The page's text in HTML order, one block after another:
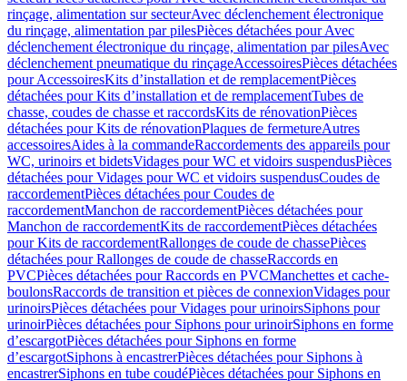
rinçage, alimentation sur secteurAvec déclenchement électronique
du rinçage, alimentation par pilesPièces détachées pour Avec
déclenchement électronique du rinçage, alimentation par pilesAvec
déclenchement pneumatique du rinçageAccessoiresPièces détachées
pour AccessoiresKits d’installation et de remplacementPièces
détachées pour Kits d’installation et de remplacementTubes de
chasse, coudes de chasse et raccordsKits de rénovationPièces
détachées pour Kits de rénovationPlaques de fermetureAutres
accessoiresAides à la commandeRaccordements des appareils pour
WC, urinoirs et bidetsVidages pour WC et vidoirs suspendusPièces
détachées pour Vidages pour WC et vidoirs suspendusCoudes de
raccordementPièces détachées pour Coudes de
raccordementManchon de raccordementPièces détachées pour
Manchon de raccordementKits de raccordementPièces détachées
pour Kits de raccordementRallonges de coude de chassePièces
détachées pour Rallonges de coude de chasseRaccords en
PVCPièces détachées pour Raccords en PVCManchettes et cache-
boulonsRaccords de transition et pièces de connexionVidages pour
urinoirsPièces détachées pour Vidages pour urinoirsSiphons pour
urinoirPièces détachées pour Siphons pour urinoirSiphons en forme
d’escargotPièces détachées pour Siphons en forme
d’escargotSiphons à encastrerPièces détachées pour Siphons à
encastrerSiphons en tube coudéPièces détachées pour Siphons en